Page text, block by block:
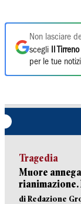
Non lasciare
scegli
Il Tirreno
per le tue
Tragedia
Muore
rianimazione.
di Redazione